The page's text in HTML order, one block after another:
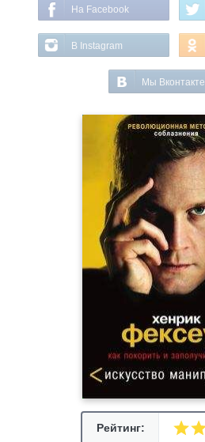
На Facebook
В Instagram
Мы Вконтакте
Рейтинг: